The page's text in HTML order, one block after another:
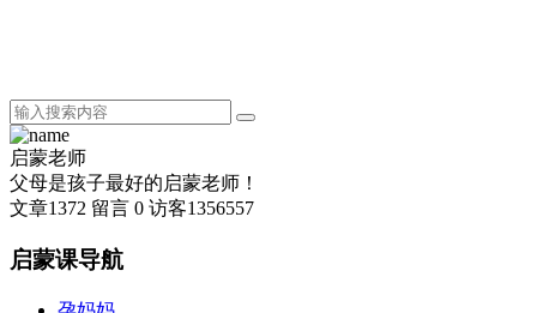
启蒙老师
父母是孩子最好的启蒙老师！
文章1372 留言 0 访客1356557
启蒙课导航